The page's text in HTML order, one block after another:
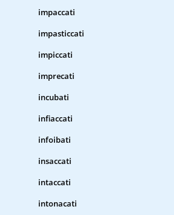
impaccati
impasticcati
impiccati
imprecati
incubati
infiaccati
infoibati
insaccati
intaccati
intonacati